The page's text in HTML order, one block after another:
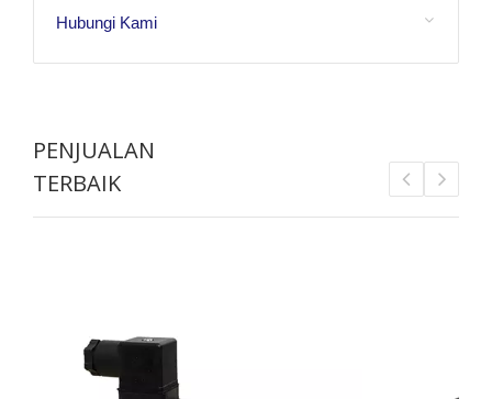
Hubungi Kami
PENJUALAN
TERBAIK